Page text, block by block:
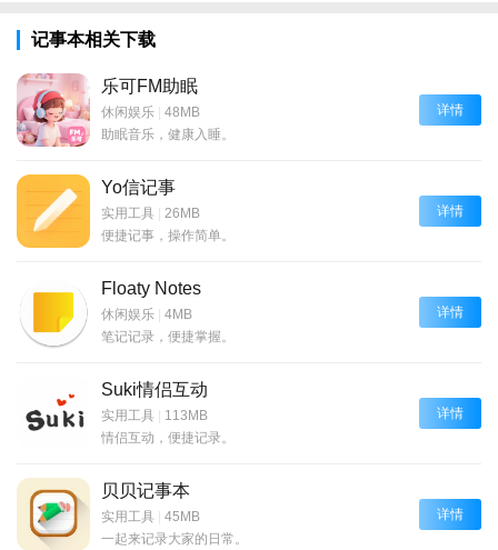
记事本相关下载
乐可FM助眠
休闲娱乐
48MB
助眠音乐，健康入睡。
详情
Yo信记事
实用工具
26MB
便捷记事，操作简单。
详情
Floaty Notes
休闲娱乐
4MB
笔记记录，便捷掌握。
详情
Suki情侣互动
实用工具
113MB
情侣互动，便捷记录。
详情
贝贝记事本
实用工具
45MB
一起来记录大家的日常。
详情